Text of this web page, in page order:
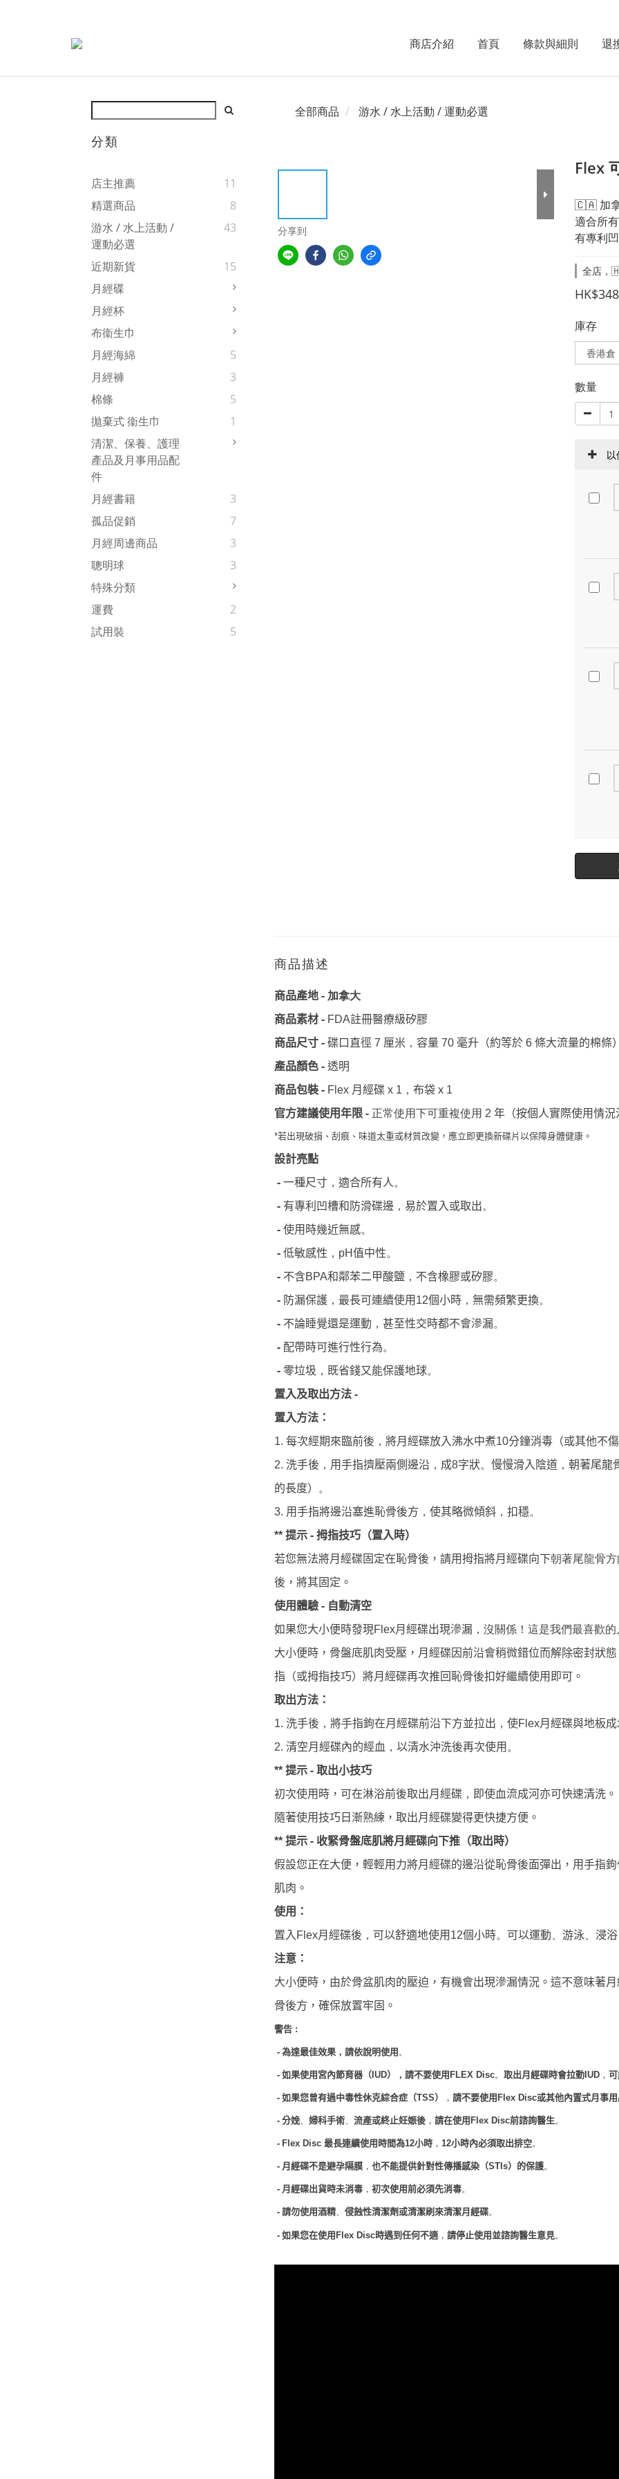
商店介紹 首頁 條款與細則 退
分類
店主推薦
11
精選商品
8
游水 / 水上活動 /
運動必選
43
近期新貨
15
月經碟
月經杯
布衞生巾
月經海綿
5
月經褲
3
棉條
5
拋棄式 衞生巾
1
清潔、保養、護理
產品及月事用品配
件
月經書籍
3
孤品促銷
7
月經周邊商品
3
聰明球
3
特殊分類
運費
2
試用裝
5
全部商品 游水 / 水上活動 / 運動必選
分享到
Flex
🇨🇦 加拿
適合所有
有專利
全店，
庫存
數量
以
商品描述
商品產地 - 加拿大
商品素材 - FDA註冊醫療級矽膠
商品尺寸 - 碟口直徑 7 厘米 ， 容量 70 毫升（約等於 6 條大流量的棉條）
產品顏色 - 透明
商品包裝 - Flex 月經碟 x 1 ， 布袋 x 1
官方建議使用年限 - 正常使用下可重複使用 2 年（按個人實際使用情況
*若出現破損、刮痕、味道太重或材質改變，應立即更換新碟片以保障身體健康。
設計亮點
-一種尺寸 ， 適合所有人。
- 有專利凹槽和防滑碟邊 ， 易於置入或取出。
-使用時幾近無感。
-低敏感性 ， pH值中性。
- 不含BPA和鄰苯二甲酸鹽 ， 不含橡膠或矽膠。
- 防漏保護 ， 最長可連續使用12個小時 ， 無需頻繁更換。
- 不論睡覺還是運動 ， 甚至性交時都不會滲漏。
-配帶時可進行性行為。
- 零垃圾 ， 既省錢又能保護地球。
置入及取出方法 -
置入方法：
1. 每次經期來臨前後 ， 將月經碟放入沸水中煮10分鐘消毒（或其他不
2. 洗手後 ， 用手指擠壓兩側邊沿 ， 成8字狀。 慢慢滑入陰道 ， 朝著尾龍
的長度）
。
3. 用手指將邊沿塞進恥骨後方 ， 使其略微傾斜 ， 扣穩。
** 提示-拇指技巧（置入時）
若您無法將月經碟固定在恥骨後，請用拇指將月經碟向下朝著尾龍骨
後，將其固定。
使用體驗 - 自動清空
如果您大小便時發現Flex月經碟出現滲漏 ， 沒關係！這是我們最喜歡
大小便時，骨盤底肌肉受壓，月經碟因前沿會稍微錯位而解除密封狀
指（或拇指技巧）將月經碟再次推回恥骨後扣好繼續使用即可。
取出方法：
1. 洗手後 ， 將手指鉤在月經碟前沿下方並拉出 ， 使Flex月經碟與地板
2. 清空月經碟內的經血 ， 以清水沖洗後再次使用。
** 提示-取出小技巧
初次使用時，可在淋浴前後取出月經碟 ， 即使血流成河亦可快速清洗。
隨著使用技巧日漸熟練，取出月經碟變得更快捷方便。
** 提示- 收緊骨盤底肌將月經碟向下推（取出時）
假設您正在大便，輕輕用力將月經碟的邊沿從恥骨後面彈出，用手指
肌肉。
使用：
置入Flex月經碟後 ， 可以舒適地使用12個小時。 可以運動 游泳 浸浴
注意：
大小便時，由於骨盆肌肉的壓迫，有機會出現滲漏情況。這不意味著
骨後方，確保放置牢固。
警告 :
-為達最佳效果 ， 請依說明使用。
-如果使用宮內節育器（ IUD） ， 請不要使用 FLEX Disc。 取出月經碟時會拉動 IUD ，
-如果您曾有過中毒性休克綜合症（TSS） ， 請不要使用 Flex Disc或其他內置式月事
-分娩、 婦科手術、 流產或終止妊娠後 ， 請在使用 Flex Disc前諮詢醫生。
- Flex Disc 最長連續使用時間為12小時 ， 12小時內必須取出排空。
- 月經碟不是避孕隔膜 ， 也不能提供針對性傳播感染（STIs）的保護。
- 月經碟出貨時未消毒 ， 初次使用前必須先消毒。
-請勿使用酒精、 侵蝕性清潔劑或清潔刷來清潔月經碟。
-如果您在使用 Flex Disc時遇到任何不適 ， 請停止使用並諮詢醫生意見。